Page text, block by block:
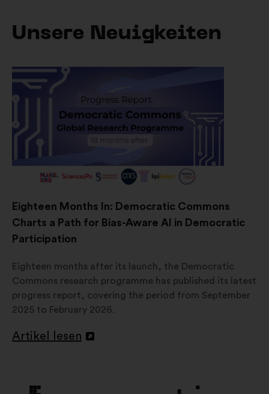
Unsere Neuigkeiten
Eighteen Months In: Democratic Commons
Charts a Path for Bias-Aware AI in Democratic
Participation
Eighteen months after its launch, the Democratic
Commons research programme has published its latest
progress report, covering the period from September
2025 to February 2026.
Artikel lesen
In
Reiter